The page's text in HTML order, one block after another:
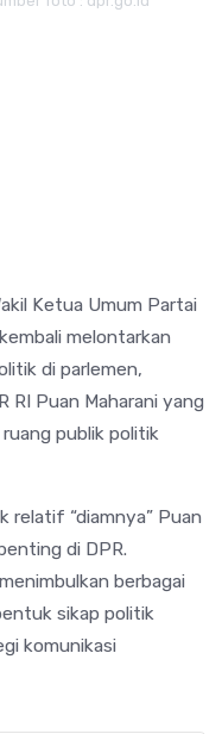
Ketua Umum Partai
melontarkan
di parlemen,
RI Puan Maharani yang
publik politik
relatif “diamnya” Puan
di DPR.
berbagai
sikap politik
komunikasi